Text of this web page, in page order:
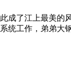
了江上最美的
统工作，弟弟大